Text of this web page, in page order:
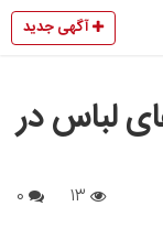
آگهی جدید
لباس در